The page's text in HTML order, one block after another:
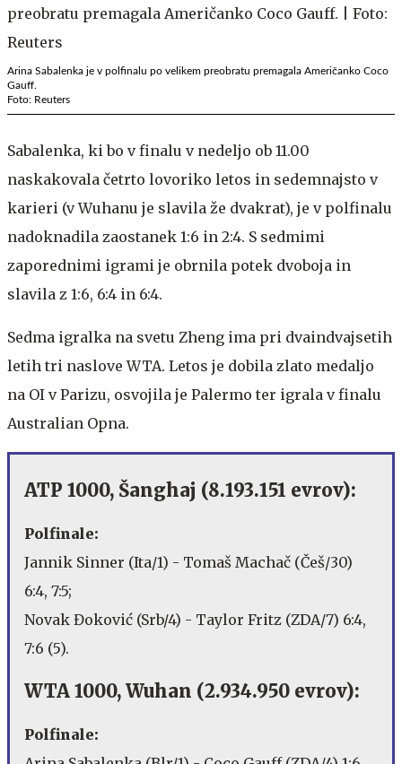
Arina Sabalenka je v polfinalu po velikem preobratu premagala Američanko Coco
Gauff.
Foto: Reuters
Sabalenka, ki bo v finalu v nedeljo ob 11.00
naskakovala četrto lovoriko letos in sedemnajsto v
karieri (v Wuhanu je slavila že dvakrat), je v polfinalu
nadoknadila zaostanek 1:6 in 2:4. S sedmimi
zaporednimi igrami je obrnila potek dvoboja in
slavila z 1:6, 6:4 in 6:4.
Sedma igralka na svetu Zheng ima pri dvaindvajsetih
letih tri naslove WTA. Letos je dobila zlato medaljo
na OI v Parizu, osvojila je Palermo ter igrala v finalu
Australian Opna.
ATP 1000, Šanghaj (8.193.151 evrov):
Polfinale:
Jannik Sinner (Ita/1) - Tomaš Machač (Češ/30)
6:4, 7:5;
Novak Đoković (Srb/4) - Taylor Fritz (ZDA/7) 6:4,
7:6 (5).
WTA 1000, Wuhan (2.934.950 evrov):
Polfinale: